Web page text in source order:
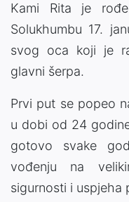
Kami Rita je
Solukhumbu 17.
svog oca koji je
glavni šerpa.
Prvi put se popeo
u dobi od 24
gotovo svake
vođenju na
sigurnosti i uspjeha